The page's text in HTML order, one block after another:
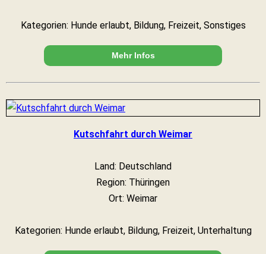
Kategorien: Hunde erlaubt, Bildung, Freizeit, Sonstiges
Mehr Infos
Kutschfahrt durch Weimar
Land: Deutschland
Region: Thüringen
Ort: Weimar
Kategorien: Hunde erlaubt, Bildung, Freizeit, Unterhaltung